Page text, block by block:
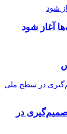
آغاز شود
در